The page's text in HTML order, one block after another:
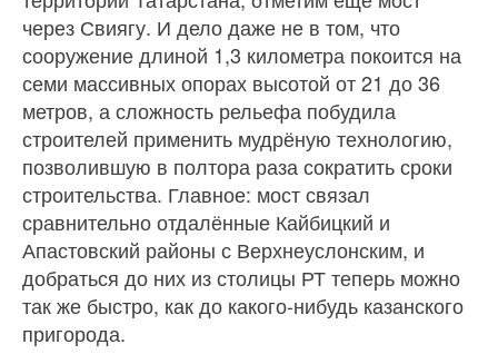
через Свиягу. И дело даже не в том, что
сооружение длиной 1,3 километра покоится на
семи массивных опорах высотой от 21 до 36
метров, а сложность рельефа побудила
строителей применить мудрёную технологию,
позволившую в полтора раза сократить сроки
строительства. Главное: мост связал
сравнительно отдалённые Кайбицкий и
Апастовский районы с Верхнеуслонским, и
добраться до них из столицы РТ теперь можно
так же быстро, как до какого-нибудь казанского
пригорода.